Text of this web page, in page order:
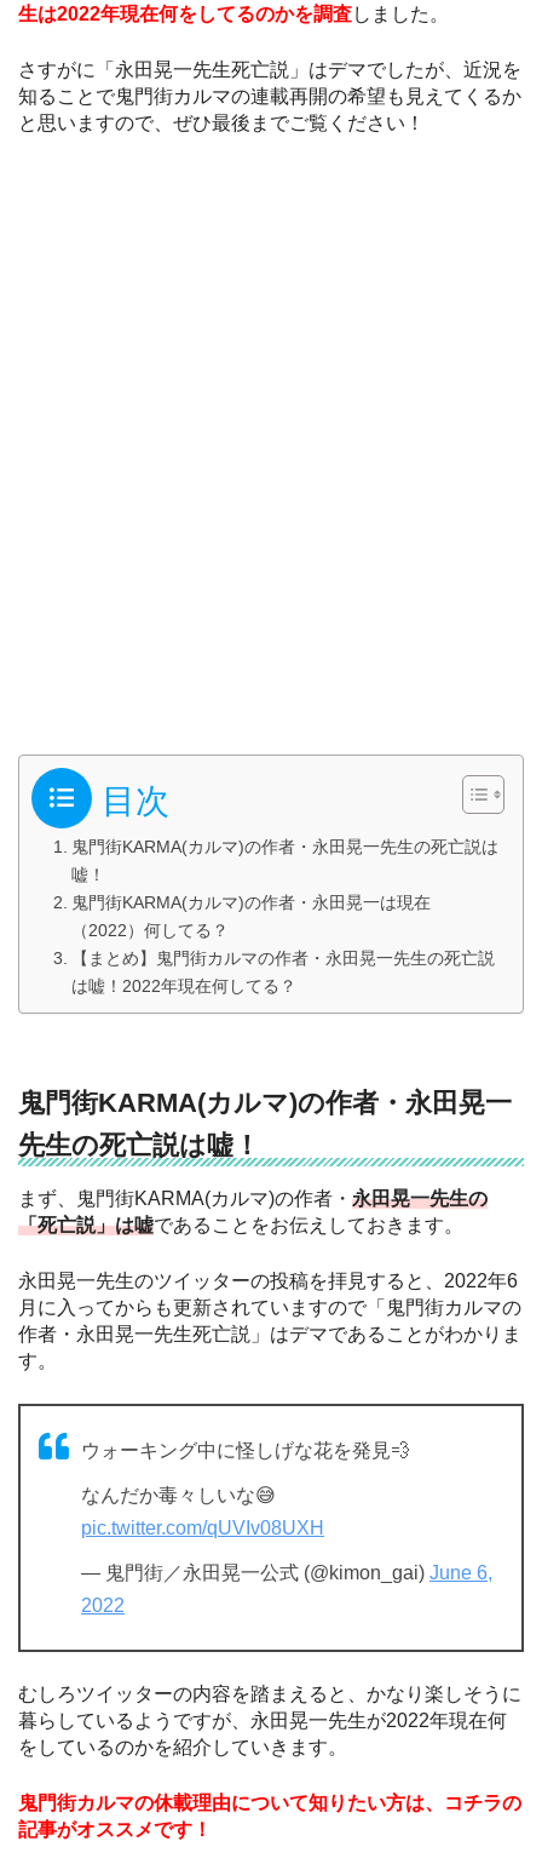
生は2022年現在何をしてるのかを調査しました。
さすがに「永田晃一先生死亡説」はデマでしたが、近況を
知ることで鬼門街カルマの連載再開の希望も見えてくるか
と思いますので、ぜひ最後までご覧ください！
目次
鬼門街KARMA(カルマ)の作者・永田晃一先生の死亡説は
嘘！
鬼門街KARMA(カルマ)の作者・永田晃一は現在
（2022）何してる？
【まとめ】鬼門街カルマの作者・永田晃一先生の死亡説
は嘘！2022年現在何してる？
鬼門街KARMA(カルマ)の作者・永田晃一
先生の死亡説は嘘！
まず、鬼門街KARMA(カルマ)の作者・ 永田晃一先生の
「死亡説」は嘘であることをお伝えしておきます。
永田晃一先生のツイッターの投稿を拝見すると、2022年6
月に入ってからも更新されていますので「鬼門街カルマの
作者・永田晃一先生死亡説」はデマであることがわかりま
す。
ウォーキング中に怪しげな花を発見💨
なんだか毒々しいな😅
pic.twitter.com/qUVIv08UXH
— 鬼門街／永田晃一公式 (@kimon_gai) June 6,
2022
むしろツイッターの内容を踏まえると、かなり楽しそうに
暮らしているようですが、永田晃一先生が2022年現在何
をしているのかを紹介していきます。
鬼門街カルマの休載理由について知りたい方は、コチラの
記事がオススメです！